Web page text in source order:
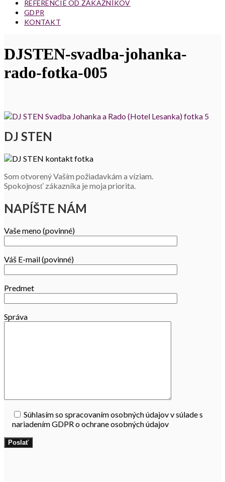
REFERENCIE OD ZÁKAZNÍKOV
GDPR
KONTAKT
DJSTEN-svadba-johanka-
rado-fotka-005
DJ STEN
Som otvorený Vaším požiadavkám a víziam.
Spokojnosť zákazníka je moja priorita.
NAPÍŠTE NÁM
Vaše meno (povinné)
Váš E-mail (povinné)
Predmet
Správa
Súhlasím so spracovaním osobných údajov v súlade s
nariadením GDPR o ochrane osobných údajov